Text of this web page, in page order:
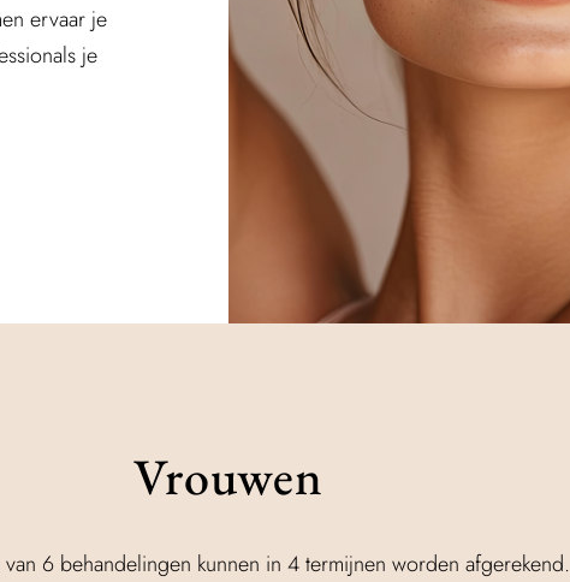
ervaar je
je
Vrouwen
van 6 behandelingen kunnen in 4 termijnen worden afgerekend.